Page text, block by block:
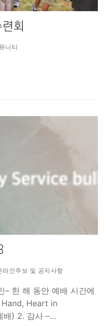
회
니티
라인주보 및 공지사항
– 한 해 동안 예배 시간에
Hand, Heart in
배) 2. 감사 –…